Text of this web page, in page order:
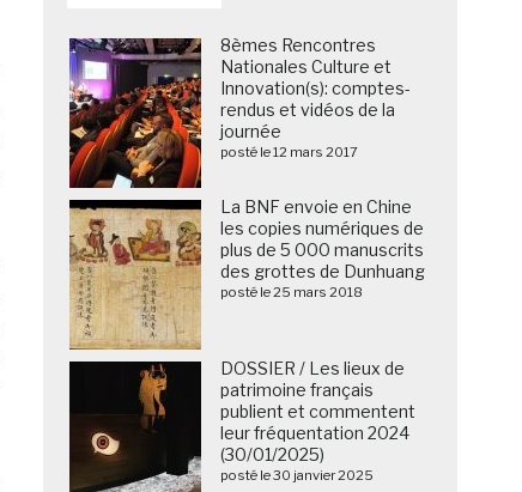
8èmes Rencontres
Nationales Culture et
Innovation(s): comptes-
rendus et vidéos de la
journée
posté le 12 mars 2017
La BNF envoie en Chine
les copies numériques de
plus de 5 000 manuscrits
des grottes de Dunhuang
posté le 25 mars 2018
DOSSIER / Les lieux de
patrimoine français
publient et commentent
leur fréquentation 2024
(30/01/2025)
posté le 30 janvier 2025